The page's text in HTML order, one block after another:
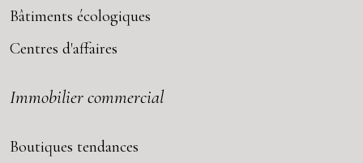
Bâtiments écologiques
Centres d'affaires
Immobilier commercial
Boutiques tendances